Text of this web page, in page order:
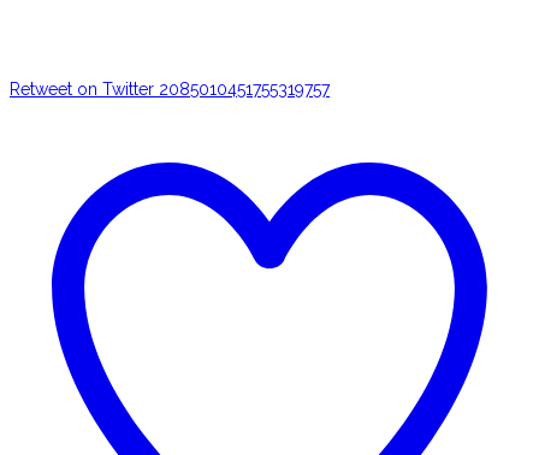
Retweet on Twitter 2085010451755319757